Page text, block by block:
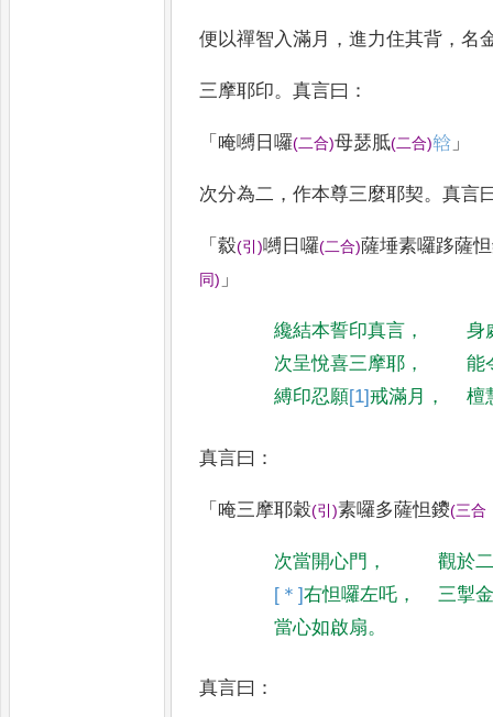
便以禪智入滿月 ，進力住其背 ，名
三摩耶印。真言曰 ：
「 唵嚩日囉(二合)母瑟胝(二合)𤚥 」
次分為二 ，作本尊三麼耶契。真言
「縠(引)嚩日囉(二合)薩埵素囉跢薩
同) 」
纔結本誓印真言 ，
身
次呈悅喜三摩耶 ，
能
縛印忍願[1]戒滿月 ， 檀
真言曰 ：
「 唵三摩耶穀(引)素囉多薩怛鑁(三合
次當開心門 ，
觀於
[＊]右怛囉左吒 ，
三掣
當心如啟扇。
真言曰 ：